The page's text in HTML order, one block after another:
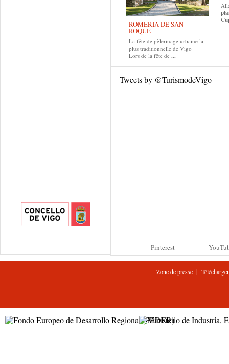
ROMERÍA DE SAN
ROQUE
La fête de pèlerinage urbaine la
plus traditionnelle de Vigo
Lors de la fête de ...
Tweets by @TurismodeVigo
Pinterest
Zone de presse |